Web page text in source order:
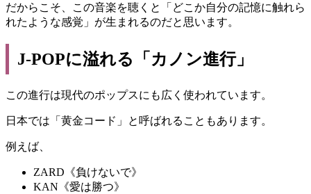
だからこそ、この音楽を聴くと「どこか自分の記憶に触れら
れたような感覚」が生まれるのだと思います。
J-POPに溢れる「カノン進行」
この進行は現代のポップスにも広く使われています。
日本では「黄金コード」と呼ばれることもあります。
例えば、
ZARD《負けないで》
KAN《愛は勝つ》